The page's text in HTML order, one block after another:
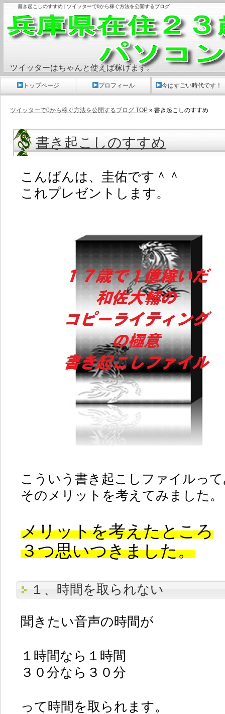
書き起こしのすすめ | ツイッターで0から稼ぐ方法を公開するブログ
書き起こしのすすめ
こんばんは、圭佑です＾＾
これプレゼントします。
こういう書き起こしファイルっ
そのメリットを考えてみました。
メリットを考えたところ
３つ思いつきました。
１、時間を取られない
聞きたい音声の時間が
１時間なら１時間
３０分なら３０分
って時間を取られます。
ツイッターで0から稼ぐ方法を公開するブログ TOP » 書き起こしのすすめ
ツイッターはちゃんと使えば稼げます。
トップページ プロフィール 今はすごい時代です！